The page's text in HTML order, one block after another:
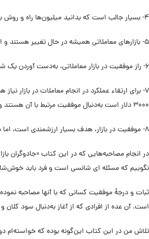
۴- بسیار جالب است که بدانید میلیون‌ها راه و روش برای کسب سود در بازار معاملاتی وجود دارد، فقط مشکل این‌جاست که دست یافتن به آنها بسیار دشوار است.
۵- بازارهای معاملاتی همیشه در حال تغییر هستند و این مسئله ای دائمی است.
۶- راز موفقیت در بازار معاملاتی، به‌دست آوردن یک شاخص خارق‌العاده یا یک تئوری استادانه نیست، بلکه این راز در خمیرۀ درونی هر فرد قرار دارد.
۳۰۰۰ دلار است به‌دنبال موفقیت مرتبط با آن هستند و یا به دنبال نکات داغ جنجالی خبری هستند، هیچ‌گاه به پاسخی که نیاز دارند نمی‌رسند، چراکه هنوز صورت مسئله را درست درک نکرده‌اند.
۸- موفقیت در بازار، هدف بسیار ارزشمندی است، اما درصورتی‌که شما در زندگی شخصی خود موفق نباشید کاملاً بی‌ارزش خواهد بود (من از واژۀ «موفقیت» استفاده کرده‌ام بدون اینکه ارزش پولی را در نظر داشته باشم).
در انجام مصاحبه‌هایی که در این کتاب «جادوگران
نگوییم که مسئله ای شانسی است و فرد باید
ثبات و درجۀ موفقیت کسانی که با آنها مصاحبه
است. آن عده از افرادی که از آغاز به‌دنبال سود
تلاش من در این کتاب این‌گونه بوده که خواسته‌ام دو